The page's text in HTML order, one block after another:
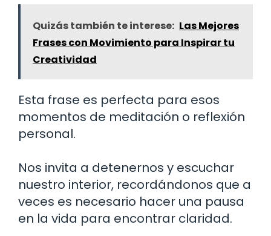
Quizás también te interese: Las Mejores
Frases con Movimiento para Inspirar tu
Creatividad
Esta frase es perfecta para esos
momentos de meditación o reflexión
personal.
Nos invita a detenernos y escuchar
nuestro interior, recordándonos que a
veces es necesario hacer una pausa
en la vida para encontrar claridad.